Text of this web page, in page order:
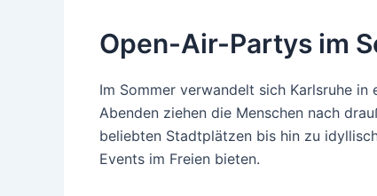
Open-Air-Partys im
Im Sommer verwandelt sich Karlsruhe in
Abenden ziehen die Menschen nach
beliebten Stadtplätzen bis hin zu
Events im Freien bieten.